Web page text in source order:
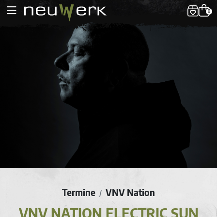
0
Termine / VNV Nation
VNV NATION ELECTRIC SUN